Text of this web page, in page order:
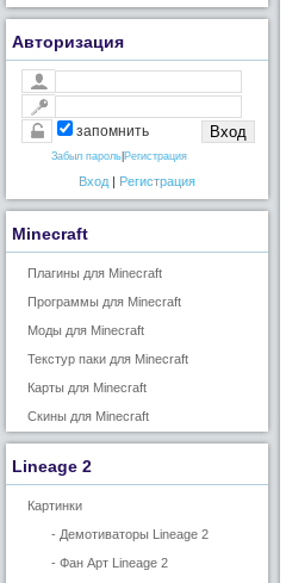
Авторизация
запомнить
Забыл пароль Регистрация
Вход | Регистрация
Minecraft
Плагины для Minecraft
Программы для Minecraft
Моды для Minecraft
Текстур паки для Minecraft
Карты для Minecraft
Скины для Minecraft
Lineage 2
Картинки
- Демотиваторы Lineage 2
- Фан Арт Lineage 2